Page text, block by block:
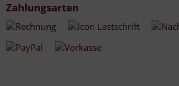
Zahlungsarten